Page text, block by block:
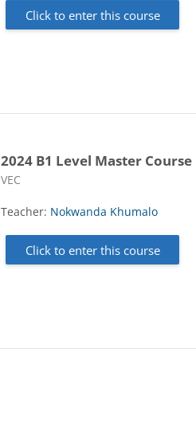
Click to enter this course
2024 B1 Level Master Course
Course category
VEC
Teacher: Nokwanda Khumalo
Click to enter this course